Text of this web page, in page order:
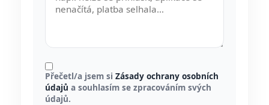
Přečetl/a jsem si Zásady ochrany osobních
údajů a souhlasím se zpracováním svých
údajů.